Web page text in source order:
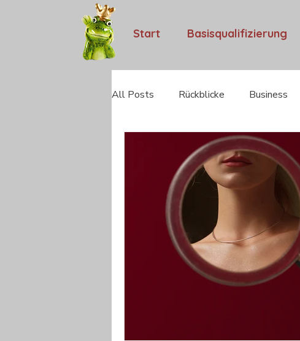
Start Basisqualifizierung
All Posts Rückblicke Business
Camino Portugues 2023 Mental
Kita-Pädagogik